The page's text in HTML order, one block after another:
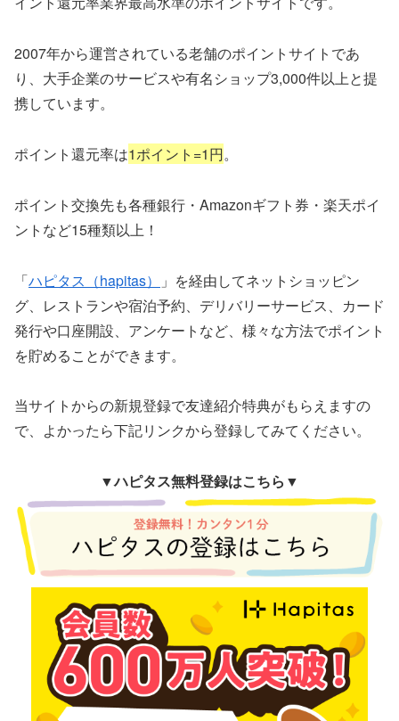
2007年から運営されている老舗のポイントサイトであ
り、大手企業のサービスや有名ショップ3,000件以上と提
携しています。
ポイント還元率は1ポイント=1円。
ポイント交換先も各種銀行・Amazonギフト券・楽天ポイ
ントなど15種類以上！
「ハピタス（hapitas）
」を経由してネットショッピン
グ、レストランや宿泊予約、デリバリーサービス、カード
発行や口座開設、アンケートなど、様々な方法でポイント
を貯めることができます。
当サイトからの新規登録で友達紹介特典がもらえますの
で、よかったら下記リンクから登録してみてください。
▼ハピタス無料登録はこちら▼